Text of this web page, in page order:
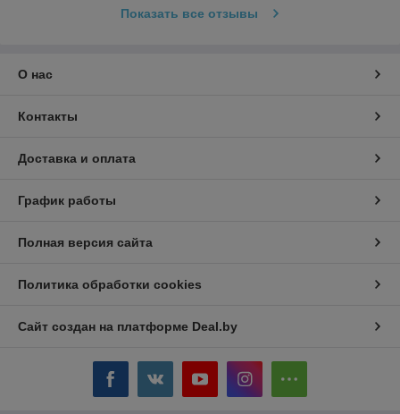
Показать все отзывы
О нас
Контакты
Доставка и оплата
График работы
Полная версия сайта
Политика обработки cookies
Сайт создан на платформе Deal.by